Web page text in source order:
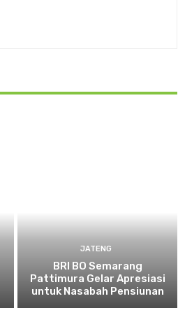
JATENG
BRI BO Semarang
Pattimura Gelar Apresiasi
untuk Nasabah Pensiunan